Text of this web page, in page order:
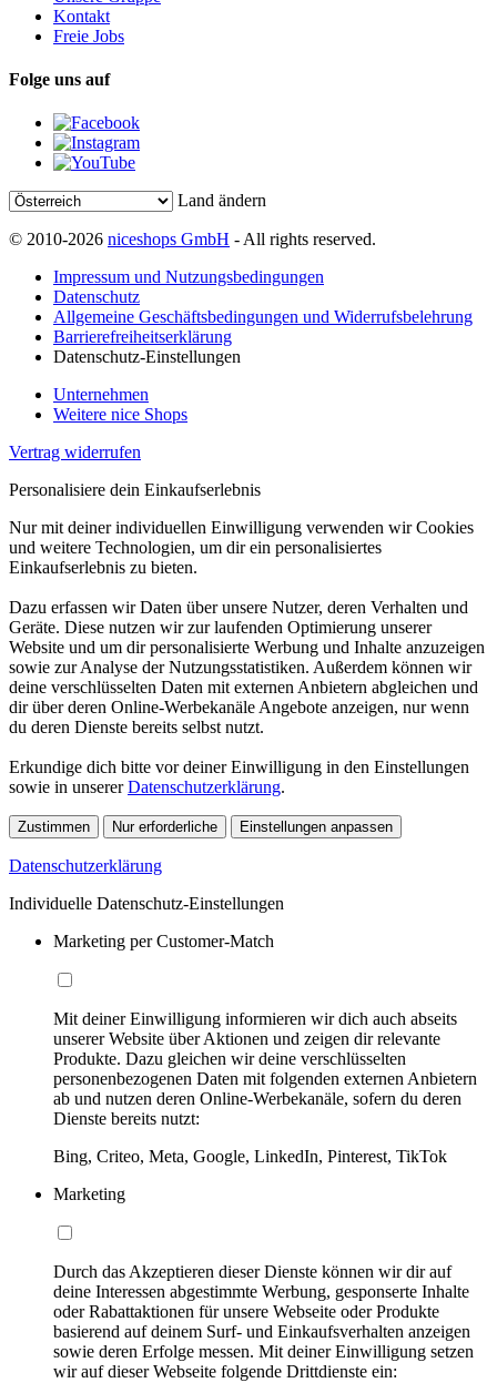
Kontakt
Freie Jobs
Folge uns auf
Land ändern
© 2010-2026 niceshops GmbH - All rights reserved.
Impressum und Nutzungsbedingungen
Datenschutz
Allgemeine Geschäftsbedingungen und Widerrufsbelehrung
Barrierefreiheitserklärung
Datenschutz-Einstellungen
Unternehmen
Weitere nice Shops
Vertrag widerrufen
Personalisiere dein Einkaufserlebnis
Nur mit deiner individuellen Einwilligung verwenden wir Cookies
und weitere Technologien, um dir ein personalisiertes
Einkaufserlebnis zu bieten.
Dazu erfassen wir Daten über unsere Nutzer, deren Verhalten und
Geräte. Diese nutzen wir zur laufenden Optimierung unserer
Website und um dir personalisierte Werbung und Inhalte anzuzeigen
sowie zur Analyse der Nutzungsstatistiken. Außerdem können wir
deine verschlüsselten Daten mit externen Anbietern abgleichen und
dir über deren Online-Werbekanäle Angebote anzeigen, nur wenn
du deren Dienste bereits selbst nutzt.
Erkundige dich bitte vor deiner Einwilligung in den Einstellungen
sowie in unsererDatenschutzerklärung.
Zustimmen Nur erforderliche Einstellungen anpassen
Datenschutzerklärung
Individuelle Datenschutz-Einstellungen
Marketing per Customer-Match
Mit deiner Einwilligung informieren wir dich auch abseits
unserer Website über Aktionen und zeigen dir relevante
Produkte. Dazu gleichen wir deine verschlüsselten
personenbezogenen Daten mit folgenden externen Anbietern
ab und nutzen deren Online-Werbekanäle, sofern du deren
Dienste bereits nutzt:
Bing, Criteo, Meta, Google, LinkedIn, Pinterest, TikTok
Marketing
Durch das Akzeptieren dieser Dienste können wir dir auf
deine Interessen abgestimmte Werbung, gesponserte Inhalte
oder Rabattaktionen für unsere Webseite oder Produkte
basierend auf deinem Surf- und Einkaufsverhalten anzeigen
sowie deren Erfolge messen. Mit deiner Einwilligung setzen
wir auf dieser Webseite folgende Drittdienste ein: